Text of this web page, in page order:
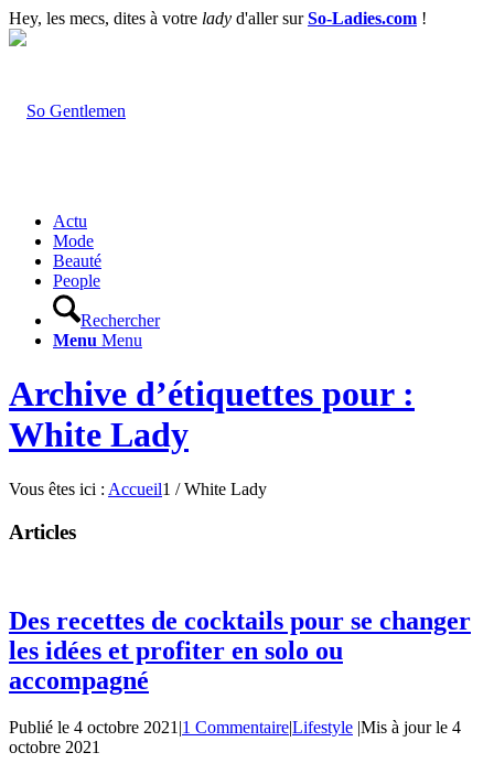
Hey, les mecs, dites à votre lady d'aller surSo-Ladies.com !
Actu
Mode
Beauté
People
Rechercher
Menu Menu
Archive d’étiquettes pour :
White Lady
Vous êtes ici : Accueil1 / White Lady
Articles
Des recettes de cocktails pour se changer
les idées et profiter en solo ou
accompagné
Publié le 4 octobre 2021 |1 Commentaire|Lifestyle |Mis à jour le 4
octobre 2021